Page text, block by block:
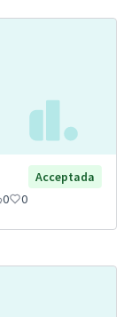
Acceptada
0 0